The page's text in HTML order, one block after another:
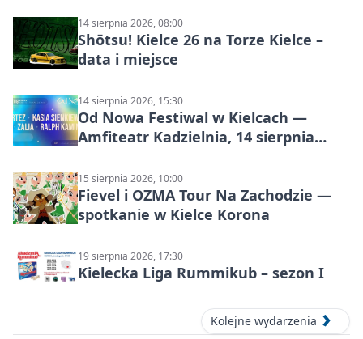
14 sierpnia 2026, 08:00
Shōtsu! Kielce 26 na Torze Kielce –
data i miejsce
14 sierpnia 2026, 15:30
Od Nowa Festiwal w Kielcach —
Amfiteatr Kadzielnia, 14 sierpnia
15 sierpnia 2026, 10:00
Fievel i OZMA Tour Na Zachodzie —
spotkanie w Kielce Korona
19 sierpnia 2026, 17:30
Kielecka Liga Rummikub – sezon I
Kolejne wydarzenia